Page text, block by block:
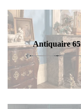
Antiquaire 65